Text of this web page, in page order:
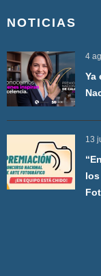
NOTICIAS
4
Ya
13